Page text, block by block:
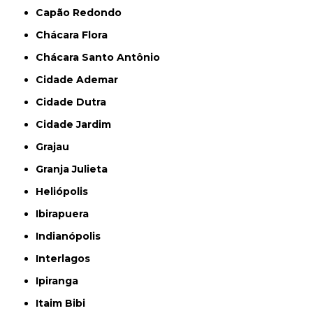
Capão Redondo
Chácara Flora
Chácara Santo Antônio
Cidade Ademar
Cidade Dutra
Cidade Jardim
Grajau
Granja Julieta
Heliópolis
Ibirapuera
Indianópolis
Interlagos
Ipiranga
Itaim Bibi